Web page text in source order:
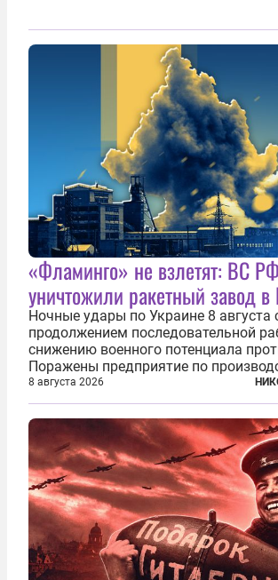
«Фламинго» не взлетят: ВС РФ
уничтожили ракетный завод в
Ночные удары по Украине 8 августа
продолжением последовательной
снижению военного потенциала
Поражены предприятие по
крылатых ракет, крупный склад
сухогруза с военными грузами.
нанесены удары по объектам в ряде
Киеве...
8 августа 2026